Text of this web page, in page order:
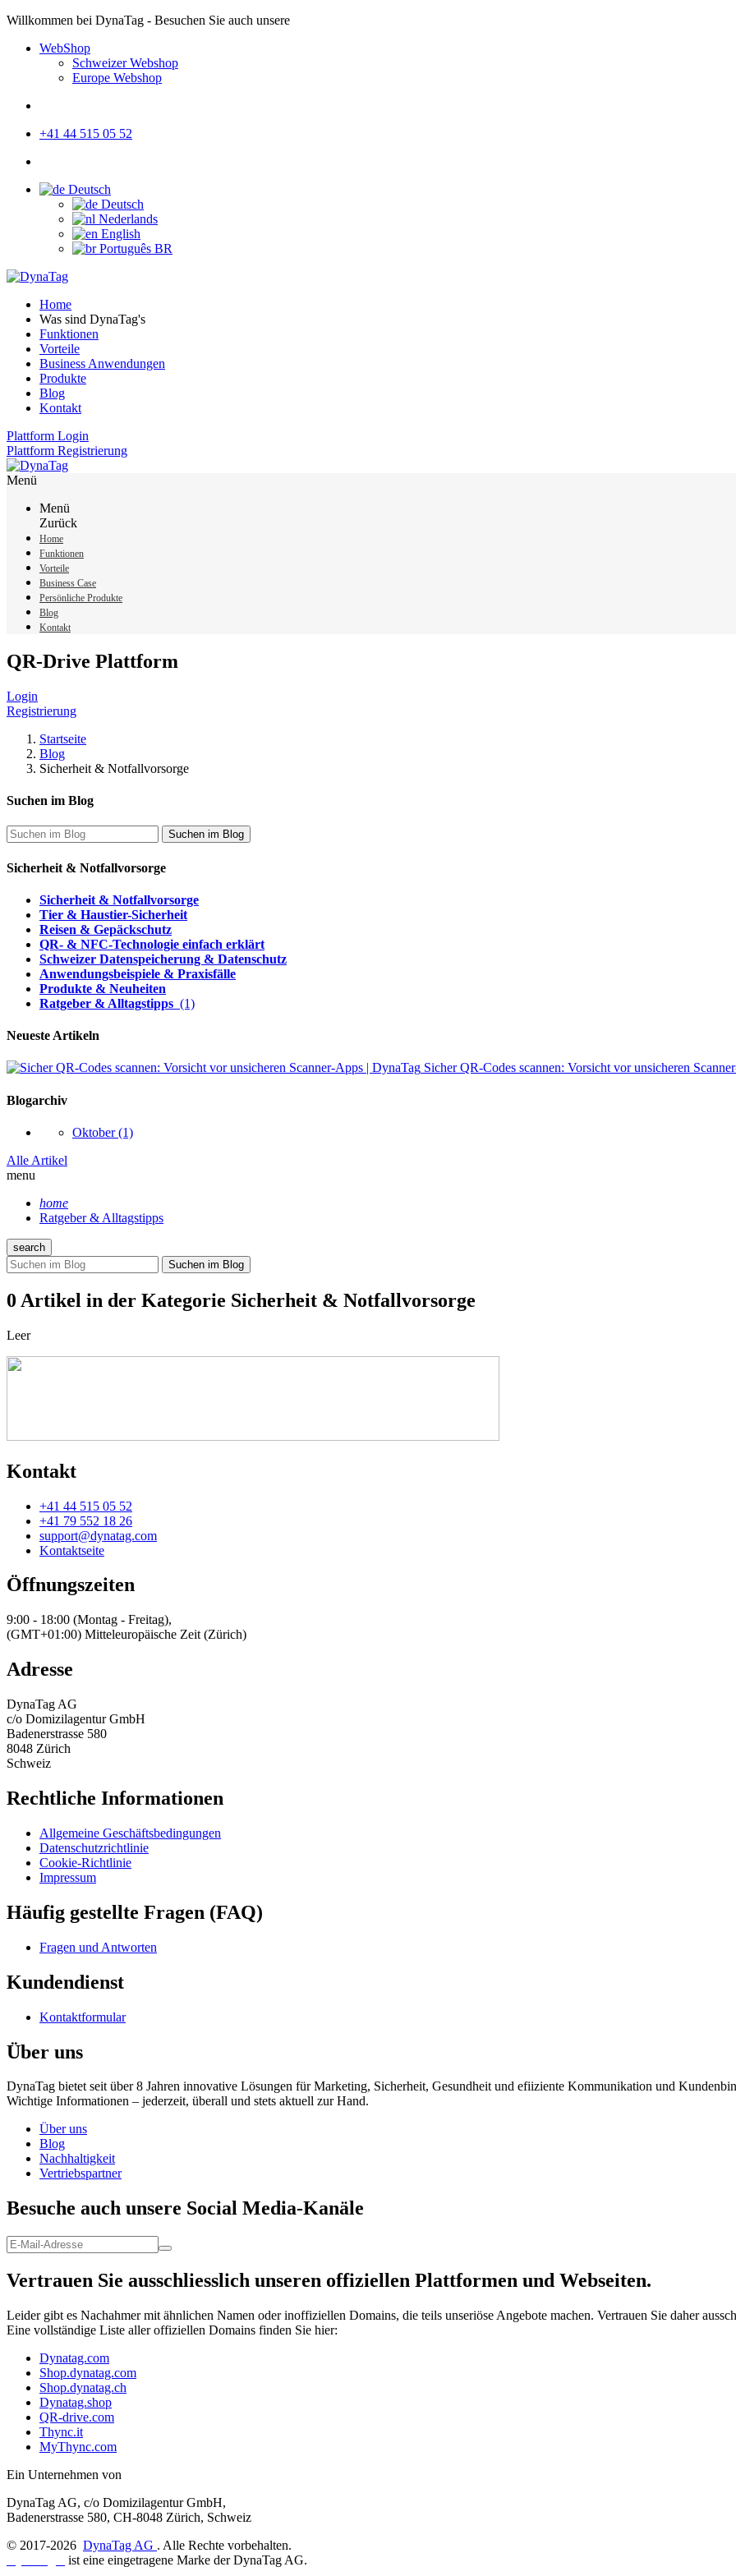
Willkommen bei DynaTag - Besuchen Sie auch unsere
WebShop
Schweizer Webshop
Europe Webshop
+41 44 515 05 52
Deutsch
Deutsch
Nederlands
English
Português BR
Home
Was sind DynaTag's
Funktionen
Vorteile
Business Anwendungen
Produkte
Blog
Kontakt
Plattform Login
Plattform Registrierung
Menü
Menü
Zurück
Home
Funktionen
Vorteile
Business Case
Persönliche Produkte
Blog
Kontakt
QR-Drive Plattform
Login
Registrierung
Startseite
Blog
Sicherheit & Notfallvorsorge
Suchen im Blog
Suchen im Blog
Sicherheit & Notfallvorsorge
Sicherheit & Notfallvorsorge
Tier & Haustier-Sicherheit
Reisen & Gepäckschutz
QR- & NFC-Technologie einfach erklärt
Schweizer Datenspeicherung & Datenschutz
Anwendungsbeispiele & Praxisfälle
Produkte & Neuheiten
Ratgeber & Alltagstipps (1)
Neueste Artikeln
Sicher QR-Codes scannen: Vorsicht vor unsicheren
Blogarchiv
Oktober(1)
Alle Artikel
menu
home
Ratgeber & Alltagstipps
search
Suchen im Blog
0 Artikel in der Kategorie Sicherheit & Notfallvorsorge
Leer
Kontakt
+41 44 515 05 52
+41 79 552 18 26
support@dynatag.com
Kontaktseite
Öffnungszeiten
9:00 - 18:00 (Montag - Freitag),
(GMT+01:00) Mitteleuropäische Zeit (Zürich)
Adresse
DynaTag AG
c/o Domizilagentur GmbH
Badenerstrasse 580
8048 Zürich
Schweiz
Rechtliche Informationen
Allgemeine Geschäftsbedingungen
Datenschutzrichtlinie
Cookie-Richtlinie
Impressum
Häufig gestellte Fragen (FAQ)
Fragen und Antworten
Kundendienst
Kontaktformular
Über uns
DynaTag bietet seit über 8 Jahren innovative Lösungen für Marketing, Sicherheit, Gesundheit und efiiziente Kommunikation und
Wichtige Informationen – jederzeit, überall und stets aktuell zur Hand.
Über uns
Blog
Nachhaltigkeit
Vertriebspartner
Besuche auch unsere Social Media-Kanäle
Vertrauen Sie ausschliesslich unseren offiziellen Plattformen und Webseiten.
Leider gibt es Nachahmer mit ähnlichen Namen oder inoffiziellen Domains, die teils unseriöse Angebote machen. Vertrauen Sie daher
Eine vollständige Liste aller offiziellen Domains finden Sie hier:
Dynatag.com
Shop.dynatag.com
Shop.dynatag.ch
Dynatag.shop
QR-drive.com
Thync.it
MyThync.com
Ein Unternehmen von
DynaTag AG, c/o Domizilagentur GmbH,
Badenerstrasse 580, CH-8048 Zürich, Schweiz
© 2017-2026 DynaTag AG . Alle Rechte vorbehalten.
ist eine eingetragene Marke der DynaTag AG.